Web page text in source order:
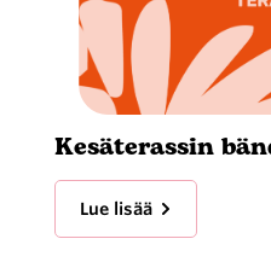
Kesäterassin
Lue lisää